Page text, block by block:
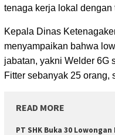
tenaga kerja lokal
Kepala Dinas
menyampaikan bahwa
jabatan, yakni Welder 6G
Fitter sebanyak 25 orang,
READ MORE
PT SHK Buka 30